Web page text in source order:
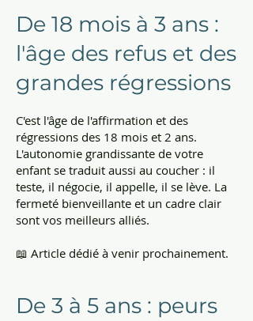
De 18 mois à 3 ans :
l'âge des refus et des
grandes régressions
C'est l'âge de l'affirmation et des
régressions des 18 mois et 2 ans.
L'autonomie grandissante de votre
enfant se traduit aussi au coucher : il
teste, il négocie, il appelle, il se lève. La
fermeté bienveillante et un cadre clair
sont vos meilleurs alliés.
📖 Article dédié à venir prochainement.
De 3 à 5 ans : peurs